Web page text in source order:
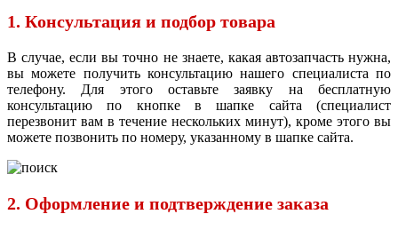
1. Консультация и подбор товара
В случае, если вы точно не знаете, какая автозапчасть нужна,
вы можете получить консультацию нашего специалиста по
телефону. Для этого оставьте заявку на бесплатную
консультацию по кнопке в шапке сайта (специалист
перезвонит вам в течение нескольких минут), кроме этого вы
можете позвонить по номеру, указанному в шапке сайта.
2. Оформление и подтверждение заказа